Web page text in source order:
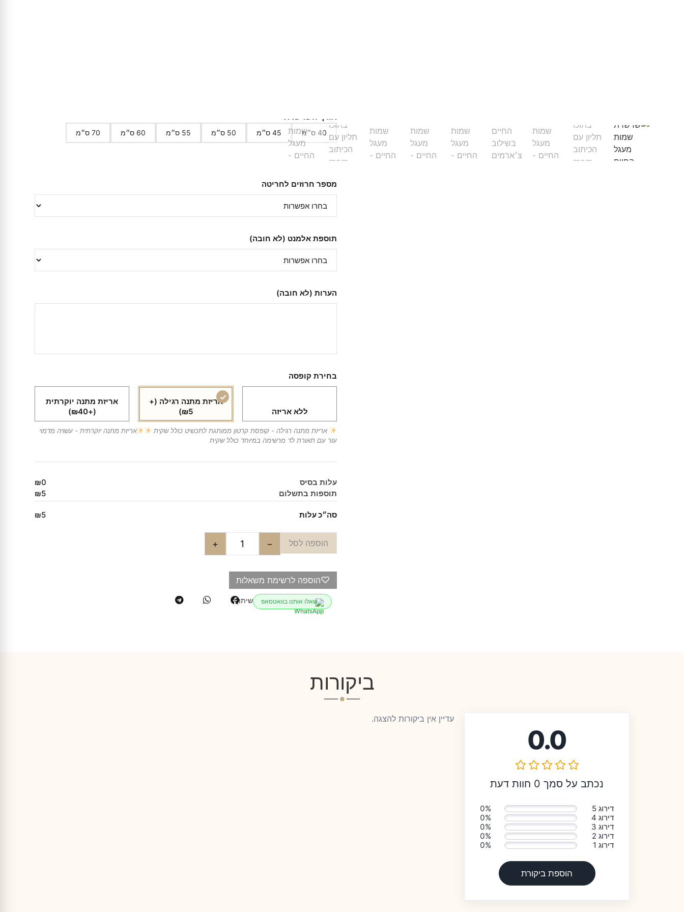
40 ס״מ 45 ס״מ 50 ס״מ 55 ס״מ 60 ס״מ 70 ס״מ
מספר חרוזים לחריטה
תוספת אלמנט (לא חובה)
הערות (לא חובה)
בחירת קופסה
ללא אריזה
אריזת מתנה רגילה (+
₪5)
אריזת מתנה יוקרתית
(+₪40)
אריזת מתנה רגילה - קופסת קרטון ממותגת לתכשיט כולל שקית
אריזת מתנה יוקרתית - עשויה מדמוי
עור עם תאורת לד מרשימה במיוחד כולל שקית
עלות בסיס
₪0
תוספות בתשלום
₪5
סה״כ עלות ₪5
−
+ הוספה לסל
♡הוספה לרשימת משאלות
שאלו אותנו בוואטסאפ שיתוף
ביקורות
0.0
נכתב על סמך 0 חוות דעת
דירוג 5
0%
דירוג 4
0%
דירוג 3
0%
דירוג 2
0%
דירוג 1
0%
הוספת ביקורת
עדיין אין ביקורות להצגה.